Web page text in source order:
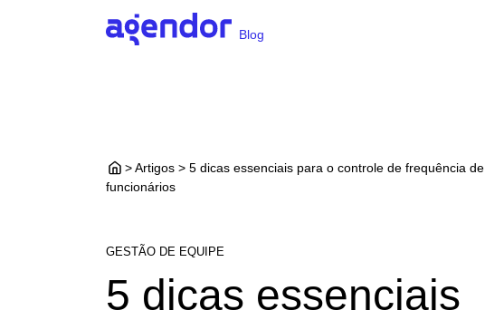
Blog
> Artigos > 5 dicas essenciais para o controle de frequência de
funcionários
GESTÃO DE EQUIPE
5 dicas essenciais